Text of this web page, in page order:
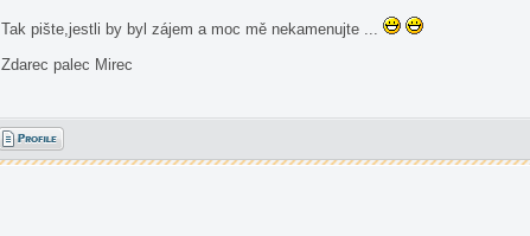
Tak pište,jestli by byl zájem a moc mě nekamenujte ...
Zdarec palec Mirec